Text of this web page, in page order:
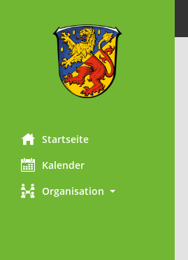
Startseite
Kalender
Organisation